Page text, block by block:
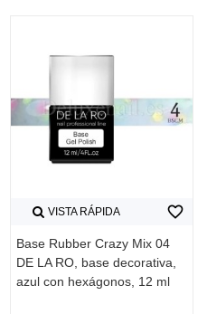
VISTA RÁPIDA
Base Rubber Crazy Mix 04
DE LA RO, base decorativa,
azul con hexágonos, 12 ml
favorite_border